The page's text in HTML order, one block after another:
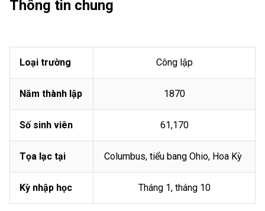
Thông tin chung
Loại trường Công lập
Năm thành lập 1870
Số sinh viên 61,170
Tọa lạc tại Columbus, tiểu bang Ohio, Hoa Kỳ
Kỳ nhập học Tháng 1, tháng 10